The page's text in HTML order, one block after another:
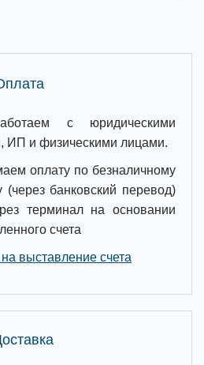
с юридическими
ИП и физическими лицами.
оплату по безналичному
(через банковский перевод)
терминал на основании
счета
выставление счета